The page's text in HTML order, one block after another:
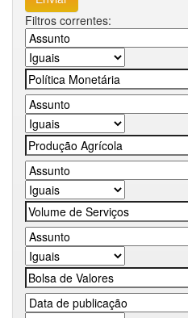
Filtros correntes: